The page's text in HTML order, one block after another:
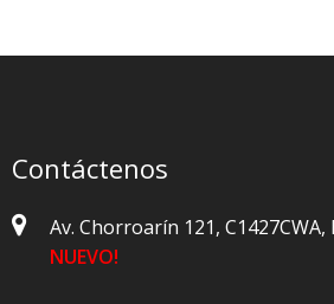
Contáctenos
Av. Chorroarín 121,
NUEVO!